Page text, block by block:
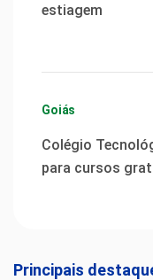
estiagem
Goiás
Colégio
para cursos
Principais